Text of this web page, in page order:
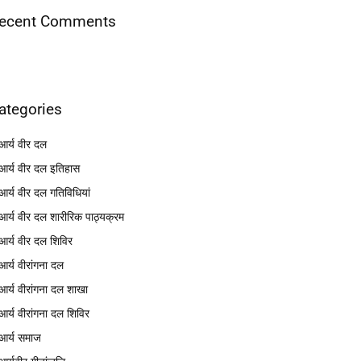
Comments
वीर दल
वीर दल इतिहास
वीर दल गतिविधियां
वीर दल शारीरिक पाठ्यक्रम
वीर दल शिविर
वीरांगना दल
वीरांगना दल शाखा
वीरांगना दल शिविर
समाज